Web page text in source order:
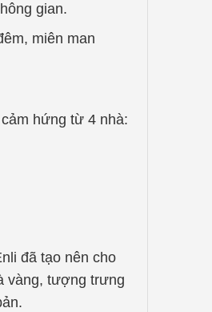
gian.
miên man
hứng từ 4 nhà:
đã tạo nên cho
vàng, tượng trưng